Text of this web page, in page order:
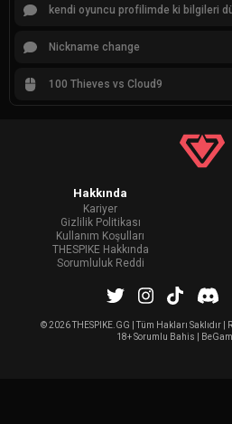
kendi oyuncu profilimde ki bilgileri
Nickname change
100 Thieves vs Cloud9
Hakkında
Kariyer
Gizlilik Politikası
Kullanım Koşulları
THESPIKE Hakkında
Sorumluluk Reddi
©2026 THESPIKE.GG | Tüm Hakları Saklıdır
18+ Sorumlu Bahis |